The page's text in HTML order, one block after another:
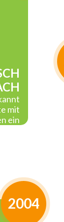
mit
ein
2004